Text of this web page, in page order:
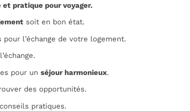
et pratique pour voyager.
soit en bon état.
l’échange de votre logement.
pour un séjour harmonieux.
des opportunités.
pratiques.